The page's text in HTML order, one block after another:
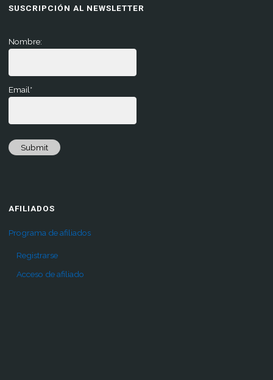
SUSCRIPCIÓN AL NEWSLETTER
Nombre:
Email*
Submit
AFILIADOS
Programa de afiliados
Registrarse
Acceso de afiliado